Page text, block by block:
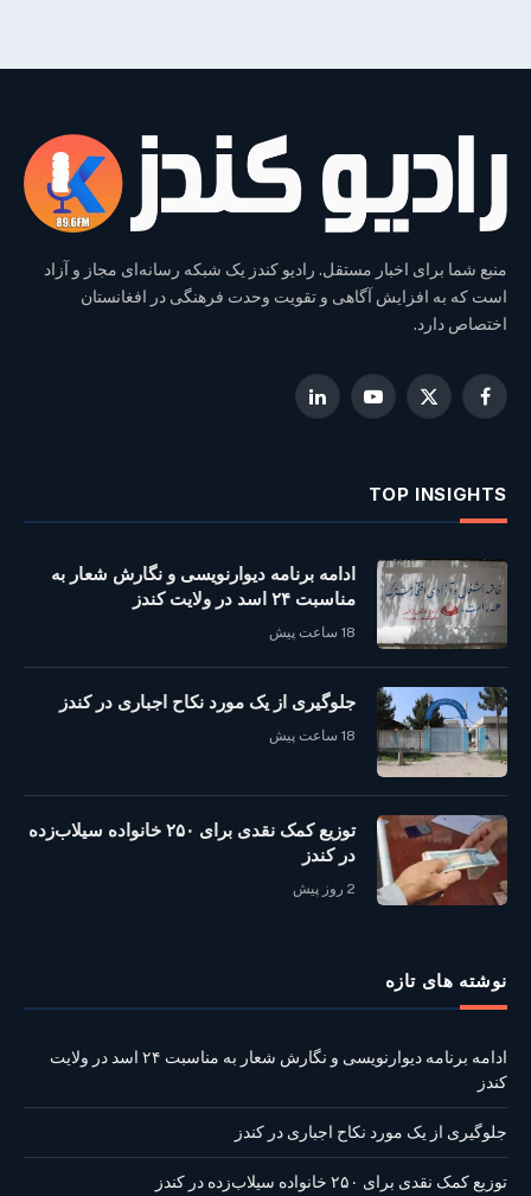
منبع شما برای اخبار مستقل. رادیو کندز یک شبکه رسانه‌ای مجاز و آزاد
است که به افزایش آگاهی و تقویت وحدت فرهنگی در افغانستان
اختصاص دارد.
Facebook
X
YouTube
LinkedIn
TOP INSIGHTS
ادامه برنامه دیوارنویسی و نگارش شعار به
مناسبت ۲۴ اسد در ولایت کندز
18 ساعت پیش
جلوگیری از یک مورد نکاح اجباری در کندز
18 ساعت پیش
توزیع کمک نقدی برای ۲۵۰ خانواده سیلاب‌زده
در کندز
2 روز پیش
نوشته‌ های تازه
ادامه برنامه دیوارنویسی و نگارش شعار به مناسبت ۲۴ اسد در ولایت
کندز
جلوگیری از یک مورد نکاح اجباری در کندز
توزیع کمک نقدی برای ۲۵۰ خانواده سیلاب‌زده در کندز